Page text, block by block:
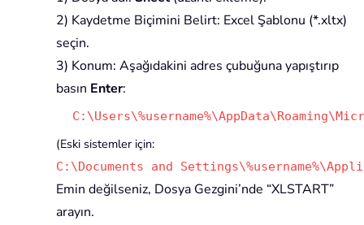
2) Kaydetme Biçimini Belirt: Excel Şablonu (*.xltx)
seçin.
3) Konum: Aşağıdakini adres çubuğuna yapıştırıp
basın Enter:
(Eski sistemler için:
C:\Documents and
Emin değilseniz, Dosya Gezgini’nde “XLSTART”
arayın.